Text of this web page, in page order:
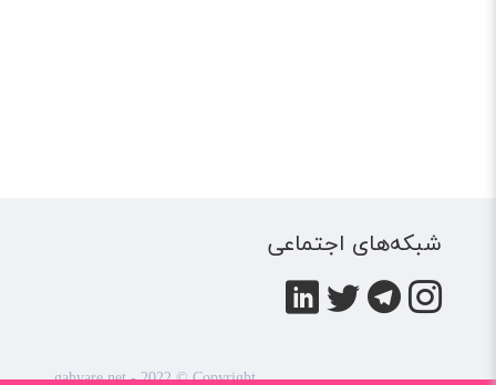
شبکه‌های اجتماعی
gahvare.net - 2022 © Copyright